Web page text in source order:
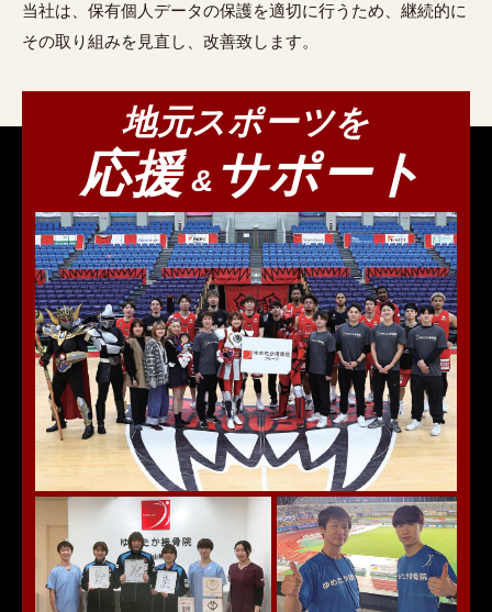
当社は、保有個人データの保護を適切に行うため、継続的に
その取り組みを見直し、改善致します。
地元スポーツを
応援 & サポート